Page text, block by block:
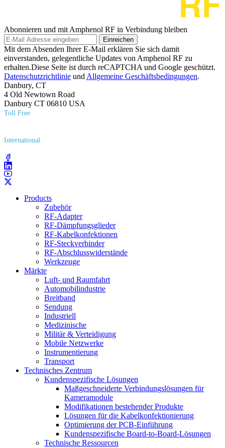
Abonnieren und mit Amphenol RF in Verbindung bleiben
Einreichen
Mit dem Absenden Ihrer E-Mail erklären Sie sich damit
einverstanden, gelegentliche Updates von Amphenol RF zu
erhalten.Diese Seite ist durch reCAPTCHA und Google geschützt.
Datenschutzrichtlinie und Allgemeine Geschäftsbedingungen.
Danbury, CT
4 Old Newtown Road
Danbury CT 06810 USA
Toll Free
International
Products
Zubehör
RF-Adapter
RF-Dämpfungsglieder
RF-Kabelkonfektionen
RF-Steckverbinder
RF-Abschlusswiderstände
Werkzeuge
Märkte
Luft- und Raumfahrt
Automobilindustrie
Breitband
Sendung
Industriell
Medizinische
Militär & Verteidigung
Mobile Netzwerke
Instrumentierung
Transport
Technisches Zentrum
Kundenspezifische Lösungen
Maßgeschneiderte Verbindungslösungen für
Kameramodule
Modifikationen bestehender Produkte
Lösungen für die Kabelkonfektionierung
Optimierung der PCB-Einführung
Kundenspezifische Board-to-Board-Lösungen
Technische Ressourcen